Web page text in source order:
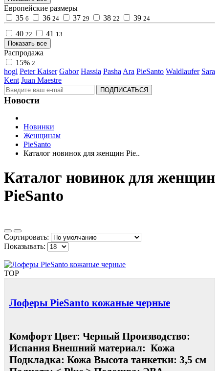
Европейские размеры
35 6 36 24 37 29 38 22 39 24
40 22 41 13
Показать все
Распродажа
15% 2
hogl Peter Kaiser Gabor Hassia PashaAra PieSanto Waldlaufer Sara
Kent Juan Maestre
ПОДПИСАТЬСЯ
Новости
Новинки
Женщинам
PieSanto
Каталог новинок для женщин Pie..
Каталог новинок для женщин
PieSanto
Сортировать:
Показывать:
TOP
Лоферы PieSanto кожаные черные
Комфорт Цвет: Черный Производство:
Испания Внешний материал: Кожа
Подкладка: Кожа Высота танкетки: 3,5 см